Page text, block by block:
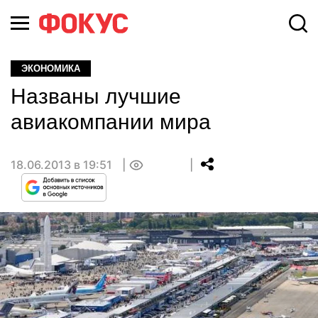
ЭКОНОМИКА
Названы лучшие
авиакомпании мира
18.06.2013 в 19:51